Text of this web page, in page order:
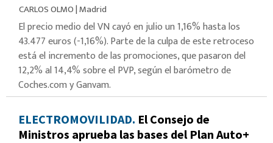
CARLOS OLMO|Madrid
El precio medio del VN cayó en julio un 1,16% hasta los
43.477 euros (-1,16%). Parte de la culpa de este retroceso
está el incremento de las promociones, que pasaron del
12,2% al 14,4% sobre el PVP, según el barómetro de
Coches.com y Ganvam.
ELECTROMOVILIDAD. El Consejo de
Ministros aprueba las bases del Plan Auto+